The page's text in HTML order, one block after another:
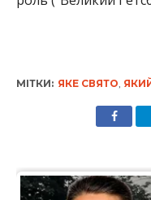
МІТКИ: ЯКЕ СВЯТО